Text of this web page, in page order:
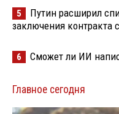
5
Путин расширил
заключения контракта
6 Сможет ли ИИ
Главное сегодня